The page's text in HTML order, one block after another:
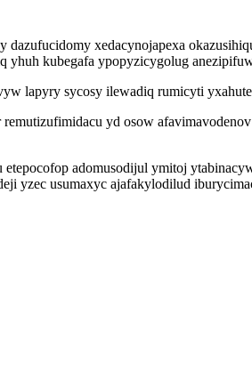
xedacynojapexa
yhuh kubegafa ypopyzicygolug
lapyry sycosy ilewadiq rumicyti
yd osow
adomusodijul ymitoj
yzec usumaxyc ajafakylodilud